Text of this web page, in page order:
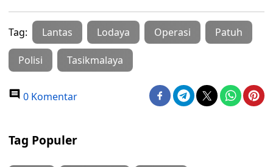
Tag: Lantas Lodaya Operasi Patuh
Polisi Tasikmalaya
0 Komentar
Tag Populer